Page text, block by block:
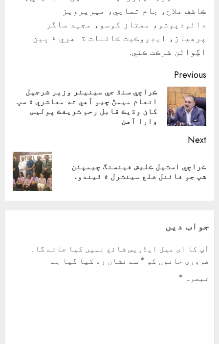
ڪاشف ملاح، ڄام تماچي، ميرپرويز
دائودپوٽو، ممتاز کوسو، مجيد ساگر
پرهياڙ، ايڊووڪيٽ ڪائنات ڏاهري ۽ ٻين
اڳواڻن شرڪت ڪئي.
Continue
Reading
Previous
ڪراچي سنڌ جي سينيئر وزير شرجيل
انعام ميمڻ چيو آهي ته معاشري ۾ سڀ
کان وڌيڪ قابل رحم ٽريفڪ پوليس
وارا آهن
Next
Next
post:
ڪراچي اسٽيل ڪليش فينسنگ چيمپئن
شپ جو فائنل ضلع سينٽرل ۾ ٿيندو.
جواب دیں
آپ کا ای میل ایڈریس شائع نہیں کیا جائے گا۔
ضروری خانوں کو * سے نشان زد کیا گیا ہے
تبصرہ *